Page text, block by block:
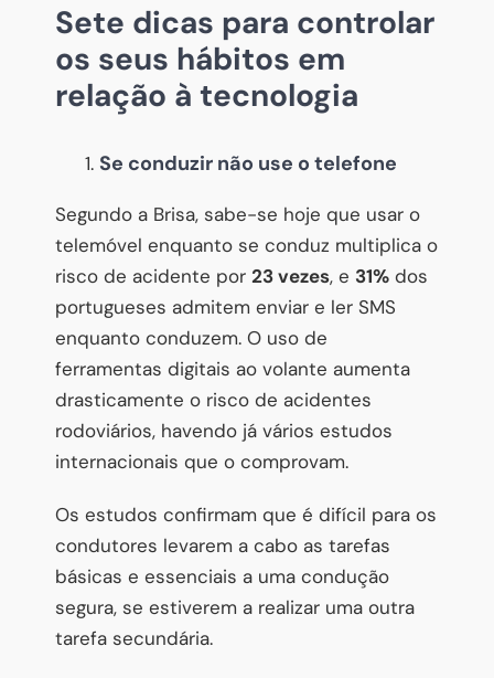
Sete dicas para controlar
os seus hábitos em
relação à tecnologia
Se conduzir não use o telefone
Segundo a Brisa, sabe-se hoje que usar o
telemóvel enquanto se conduz multiplica o
risco de acidente por 23 vezes, e 31% dos
portugueses admitem enviar e ler SMS
enquanto conduzem. O uso de
ferramentas digitais ao volante aumenta
drasticamente o risco de acidentes
rodoviários, havendo já vários estudos
internacionais que o comprovam.
Os estudos confirmam que é difícil para os
condutores levarem a cabo as tarefas
básicas e essenciais a uma condução
segura, se estiverem a realizar uma outra
tarefa secundária.